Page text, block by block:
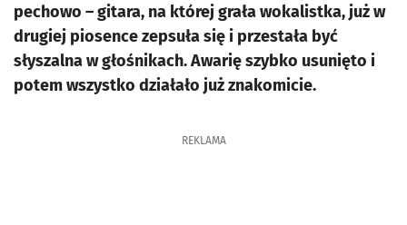
pechowo – gitara, na której grała wokalistka, już w
drugiej piosence zepsuła się i przestała być
słyszalna w głośnikach. Awarię szybko usunięto i
potem wszystko działało już znakomicie.
REKLAMA